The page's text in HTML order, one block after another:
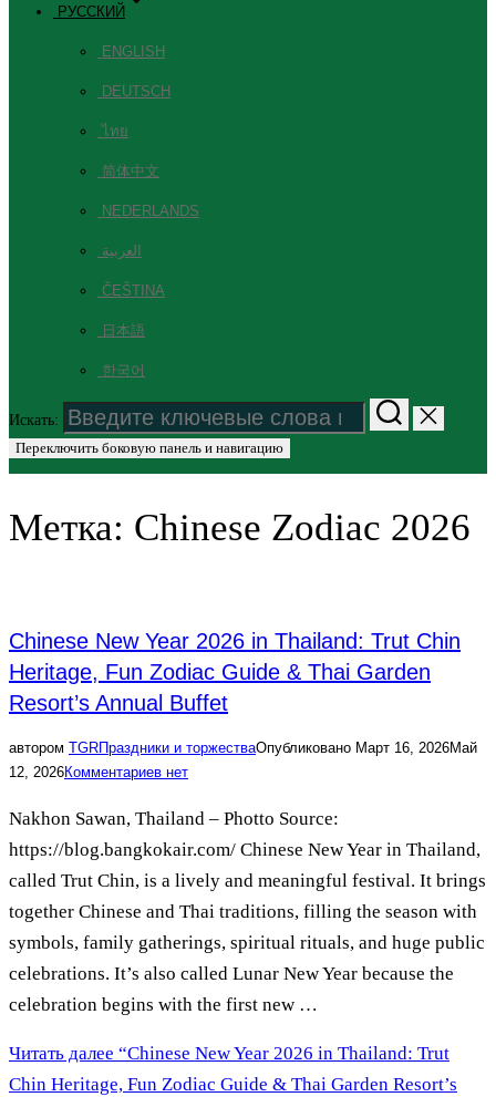
РУССКИЙ
ENGLISH
DEUTSCH
ไทย
简体中文
NEDERLANDS
العربية
ČEŠTINA
日本語
한국어
Искать:
Переключить боковую панель и навигацию
Метка: Chinese Zodiac 2026
Chinese New Year 2026 in Thailand: Trut Chin
Heritage, Fun Zodiac Guide & Thai Garden
Resort’s Annual Buffet
автором TGRПраздники и торжестваОпубликовано Март 16, 2026Май
12, 2026Комментариев нет
Nakhon Sawan, Thailand – Photto Source:
https://blog.bangkokair.com/ Chinese New Year in Thailand,
called Trut Chin, is a lively and meaningful festival. It brings
together Chinese and Thai traditions, filling the season with
symbols, family gatherings, spiritual rituals, and huge public
celebrations. It’s also called Lunar New Year because the
celebration begins with the first new …
Читать далее “Chinese New Year 2026 in Thailand: Trut
Chin Heritage, Fun Zodiac Guide & Thai Garden Resort’s